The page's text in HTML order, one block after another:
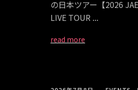
の日本ツアー【2026
LIVE TOUR